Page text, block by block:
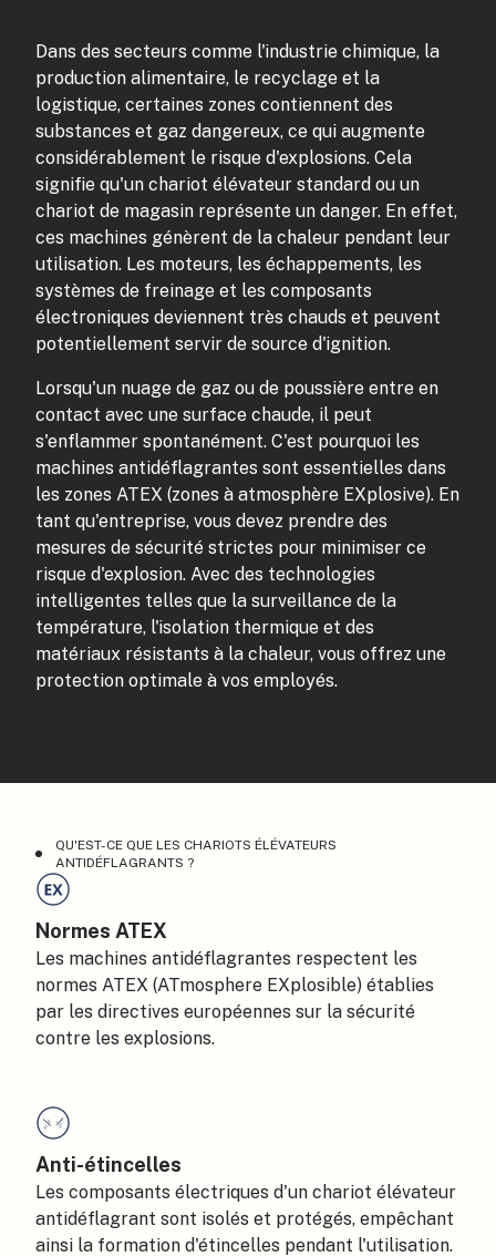
Dans des secteurs comme l'industrie chimique, la
production alimentaire, le recyclage et la
logistique, certaines zones contiennent des
substances et gaz dangereux, ce qui augmente
considérablement le risque d'explosions. Cela
signifie qu'un chariot élévateur standard ou un
chariot de magasin représente un danger. En effet,
ces machines génèrent de la chaleur pendant leur
utilisation. Les moteurs, les échappements, les
systèmes de freinage et les composants
électroniques deviennent très chauds et peuvent
potentiellement servir de source d'ignition.
Lorsqu'un nuage de gaz ou de poussière entre en
contact avec une surface chaude, il peut
s'enflammer spontanément. C'est pourquoi les
machines antidéflagrantes sont essentielles dans
les zones ATEX (zones à atmosphère EXplosive). En
tant qu'entreprise, vous devez prendre des
mesures de sécurité strictes pour minimiser ce
risque d'explosion. Avec des technologies
intelligentes telles que la surveillance de la
température, l'isolation thermique et des
matériaux résistants à la chaleur, vous offrez une
protection optimale à vos employés.
QU'EST-CE QUE LES CHARIOTS ÉLÉVATEURS
ANTIDÉFLAGRANTS ?
Normes ATEX
Les machines antidéflagrantes respectent les
normes ATEX (ATmosphere EXplosible) établies
par les directives européennes sur la sécurité
contre les explosions.
Anti-étincelles
Les composants électriques d'un chariot élévateur
antidéflagrant sont isolés et protégés, empêchant
ainsi la formation d'étincelles pendant l'utilisation.